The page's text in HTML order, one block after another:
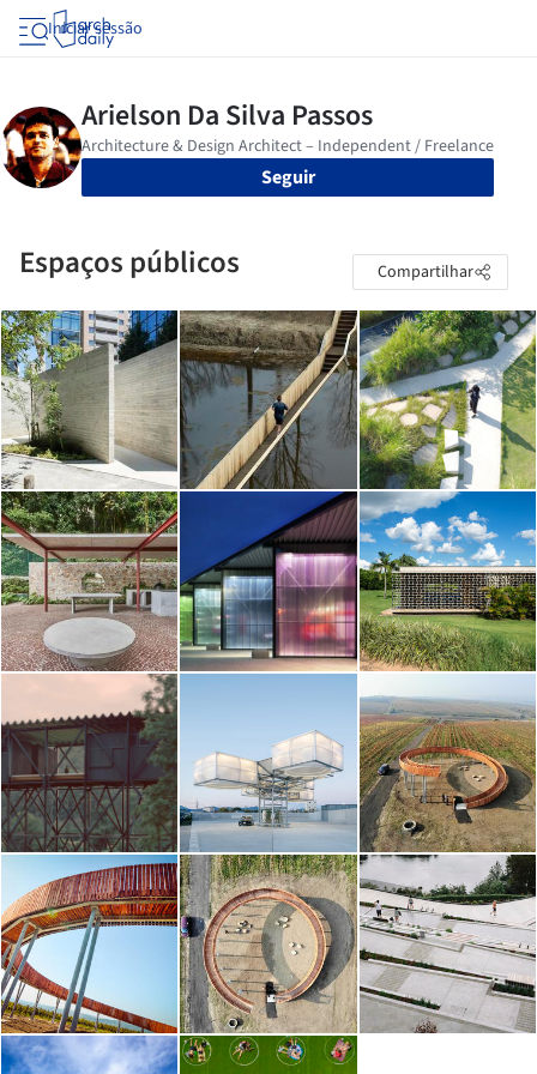
Iniciar sessão
Seguir
Espaços públicos Compartilhar